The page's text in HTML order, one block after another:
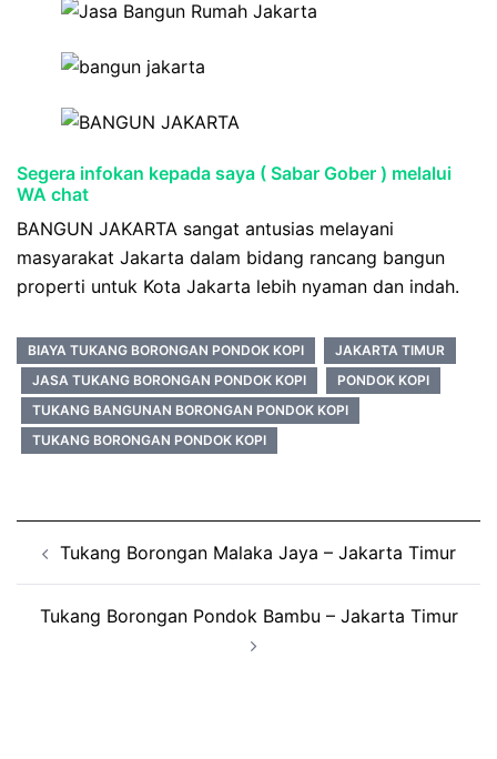
Segera infokan kepada saya ( Sabar Gober ) melalui
WA chat
BANGUN JAKARTA sangat antusias melayani
masyarakat Jakarta dalam bidang rancang bangun
properti untuk Kota Jakarta lebih nyaman dan indah.
BIAYA TUKANG BORONGAN PONDOK KOPI
JAKARTA TIMUR
JASA TUKANG BORONGAN PONDOK KOPI
PONDOK KOPI
TUKANG BANGUNAN BORONGAN PONDOK KOPI
TUKANG BORONGAN PONDOK KOPI
navigation
Tukang Borongan Malaka Jaya – Jakarta Timur
Tukang Borongan Pondok Bambu – Jakarta Timur